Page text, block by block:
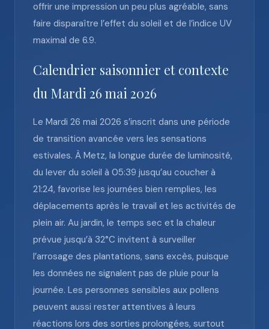
offrir une impression un peu plus agréable, sans
faire disparaître l’effet du soleil et de l’indice UV
maximal de 6.9.
Calendrier saisonnier et contexte
du Mardi 26 mai 2026
Le Mardi 26 mai 2026 s’inscrit dans une période
de transition avancée vers les sensations
estivales. À Metz, la longue durée de luminosité,
du lever du soleil à 05:39 jusqu’au coucher à
21:24, favorise les journées bien remplies, les
déplacements après le travail et les activités de
plein air. Au jardin, le temps sec et la chaleur
prévue jusqu’à 32°C invitent à surveiller
l’arrosage des plantations, sans excès, puisque
les données ne signalent pas de pluie pour la
journée. Les personnes sensibles aux pollens
peuvent aussi rester attentives à leurs
réactions lors des sorties prolongées, surtout